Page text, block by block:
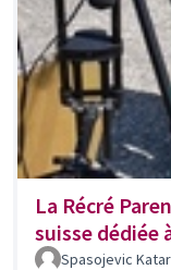
La Récré
suisse dédiée
Spasojevic